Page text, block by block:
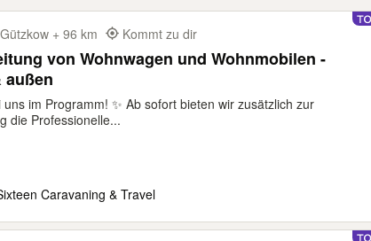
+ 96 km Kommt zu dir
von Wohnwagen und Wohnmobilen -
außen
uns im Programm! ✨ Ab sofort bieten wir zusätzlich zur
die Professionelle...
Caravaning & Travel